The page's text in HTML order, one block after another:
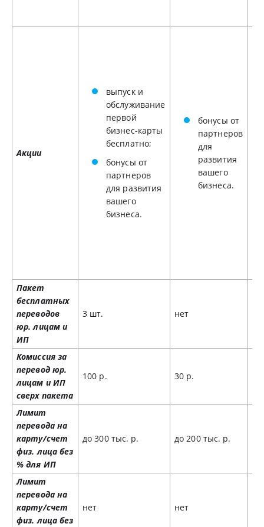
Акции
выпуск и
обслуживание
первой
бизнес-карты
бесплатно;
бонусы от
партнеров
для развития
вашего
бизнеса.
бонусы от
партнеров
для
развития
вашего
бизнеса.
Пакет
бесплатных
переводов
юр. лицам и
ИП
3 шт. нет
Комиссия за
перевод юр.
лицам и ИП
сверх пакета
100 р. 30 р.
Лимит
перевода на
карту/счет
физ. лица без
% для ИП
до 300 тыс. р. до 200 тыс. р.
Лимит
перевода на
карту/счет
физ. лица без
нет нет